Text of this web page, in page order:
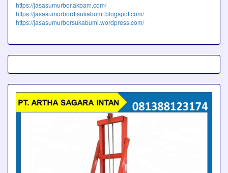
https://jasasumurbor.akbam.com/
https://jasasumurbordisukabumi.blogspot.com/
https://jasasumurborsukabumi.wordpress.com/